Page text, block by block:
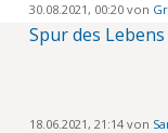
30.08.2021, 00:20 von
Spur des Lebens
18.06.2021, 21:14 von